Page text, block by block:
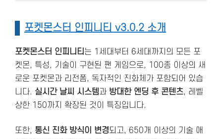
포켓몬스터 인피니티 v3.0.2 소개
포켓몬스터 인피니티는 1세대부터 6세대까지의 모든 포
켓몬, 특성, 기술이 구현된 팬 게임으로, 100종 이상의 새
로운 포켓몬과 리전폼, 독자적인 진화체가 포함되어 있습
니다. 실시간 날씨 시스템과 방대한 엔딩 후 콘텐츠, 레벨
상한 150까지 확장된 것이 특징입니다.
또한, 통신 진화 방식이 변경되고, 650개 이상의 기술 애